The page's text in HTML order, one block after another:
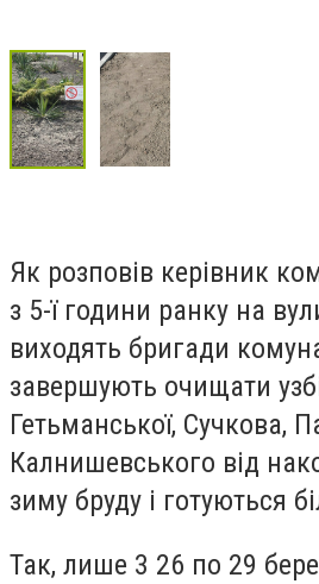
Як розповів керівник
з 5-ї години ранку на
виходять бригади
завершують очищати
Гетьманської, Сучкова,
Калнишевського від
зиму бруду і готуються
Так, лише 3 26 по 29